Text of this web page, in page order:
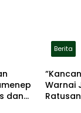
dan
Berita
Warnai